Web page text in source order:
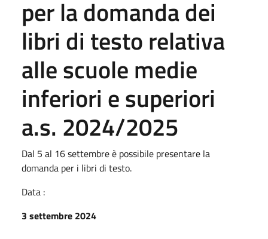
per la domanda dei
libri di testo relativa
alle scuole medie
inferiori e superiori
a.s. 2024/2025
Dal 5 al 16 settembre è possibile presentare la
domanda per i libri di testo.
Data :
3 settembre 2024